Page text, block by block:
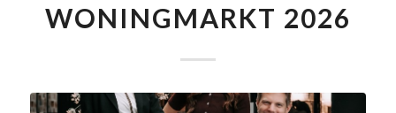
WONINGMARKT 2026